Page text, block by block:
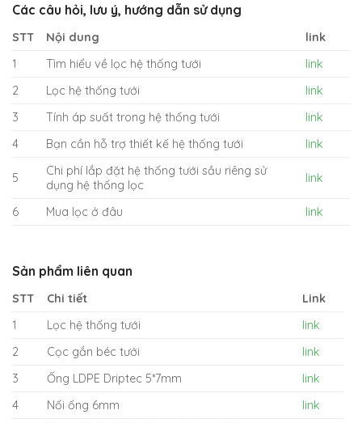
Các câu hỏi, lưu ý, hướng dẫn sử dụng
STT Nội dung
link
1
Tìm hiểu về lọc hệ thống tưới
link
2
Lọc hệ thống tưới
link
3
Tính áp suất trong hệ thống tưới
link
4
Bạn cần hỗ trợ thiết kế hệ thống tưới link
5
Chi phí lắp đặt hệ thống tưới sầu riêng sử
dụng hệ thống lọc
link
6 Mua lọc ở đâu link
Sản phẩm liên quan
STT Chi tiết
Link
1
Lọc hệ thống tưới
link
2
Cọc gắn béc tưới
link
3
Ống LDPE Driptec 5*7mm
link
4
Nối ống 6mm link